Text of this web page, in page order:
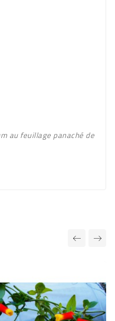
au feuillage panaché de